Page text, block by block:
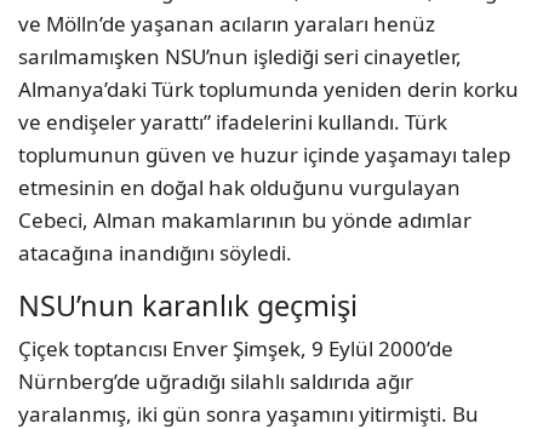
ve Mölln’de yaşanan acıların yaraları henüz
sarılmamışken NSU’nun işlediği seri cinayetler,
Almanya’daki Türk toplumunda yeniden derin korku
ve endişeler yarattı” ifadelerini kullandı. Türk
toplumunun güven ve huzur içinde yaşamayı talep
etmesinin en doğal hak olduğunu vurgulayan
Cebeci, Alman makamlarının bu yönde adımlar
atacağına inandığını söyledi.
NSU’nun karanlık geçmişi
Çiçek toptancısı Enver Şimşek, 9 Eylül 2000’de
Nürnberg’de uğradığı silahlı saldırıda ağır
yaralanmış, iki gün sonra yaşamını yitirmişti. Bu